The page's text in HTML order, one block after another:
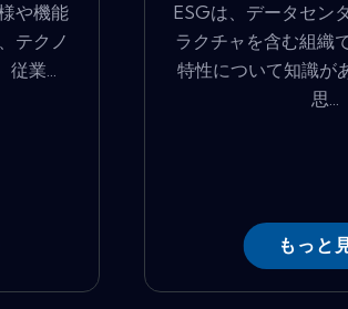
や機能
テクノ
従業...
ESGは、データセン
ラクチャを含む組織
特性について知識が
思...
もっと